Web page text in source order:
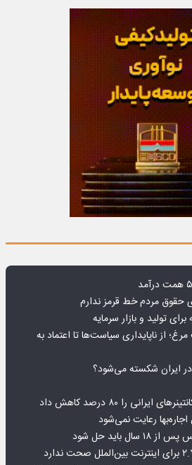
حقوق مردم خط قرمز ندارم
تولید و بازار سرمایه
از ناپایداری سیاست‌ها تا اعتماد به
ایران شکسته می‌شود؟
را ۸۰ درصد کاهش داد
باید حل شود